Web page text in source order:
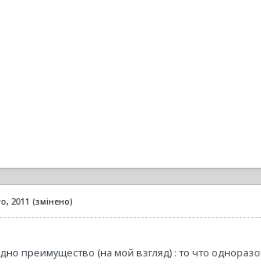
2011 (змінено)
преимущество (на мой взгляд) : то что